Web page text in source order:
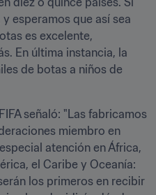
esperamos que así sea
es excelente,
En última instancia, la
de botas a niños de
señaló: "Las fabricamos
miembro en
atención en África,
el Caribe y Oceanía:
los primeros en recibir